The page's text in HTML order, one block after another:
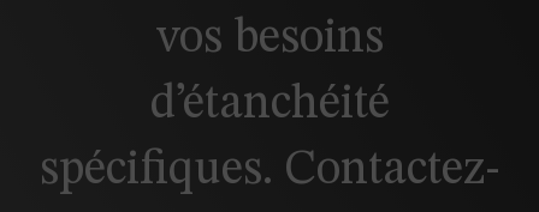
vos besoins
d’étanchéité
spécifiques. Contactez-